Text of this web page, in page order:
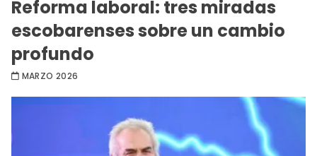
Reforma laboral: tres miradas
escobarenses sobre un cambio
profundo
MARZO 2026